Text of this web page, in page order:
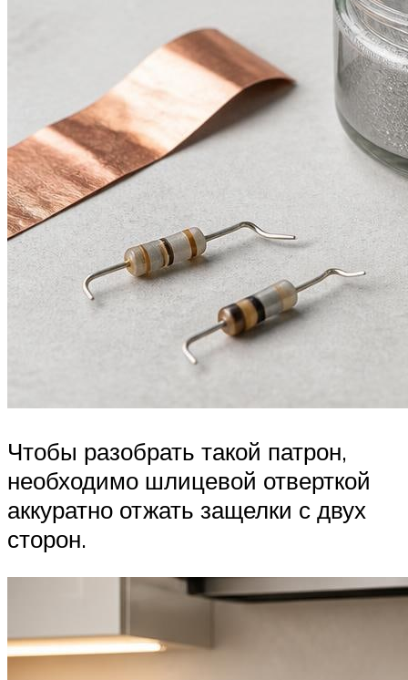
Чтобы разобрать такой патрон,
необходимо шлицевой отверткой
аккуратно отжать защелки с двух
сторон.